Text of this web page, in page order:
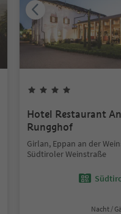
Hotel Restaurant
Rungghof
Girlan, Eppan an der
Südtiroler Weinstraße
Nacht /